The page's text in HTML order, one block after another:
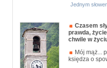
Jednym
Czasem
prawda,
chwile w
Mój mąż...
księdza o